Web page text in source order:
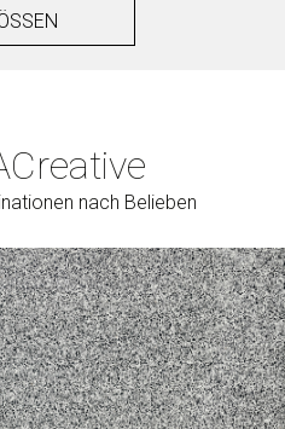
reative
nach Belieben